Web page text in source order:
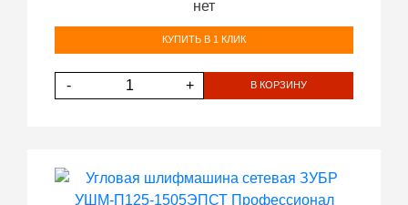
нет
КУПИТЬ В 1 КЛИК
- + В КОРЗИНУ